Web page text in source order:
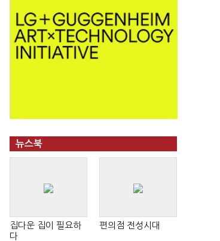
뉴스북
집다운 집이 필요하
다
편의점 전성시대